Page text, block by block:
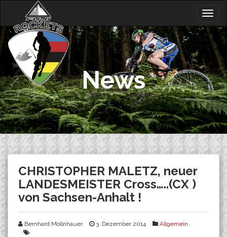
content
News
CHRISTOPHER MALETZ, neuer
LANDESMEISTER Cross…..(CX )
von Sachsen-Anhalt !
Bernhard Mollnhauer 3. Dezember 2014 Allgemein